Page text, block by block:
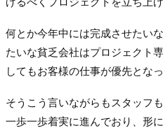
何とか今年中には完成させたい
たいな貧乏会社はプロジェクト
してもお客様の仕事が優先とな
そうこう言いながらもスタッフ
一歩一歩着実に進んでおり、形